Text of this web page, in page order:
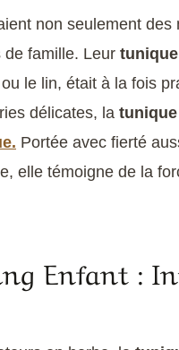
non seulement
famille. Leur tunique
le lin, était à la fois
délicates, la
Portée avec fierté
elle témoigne de la
Enfant :